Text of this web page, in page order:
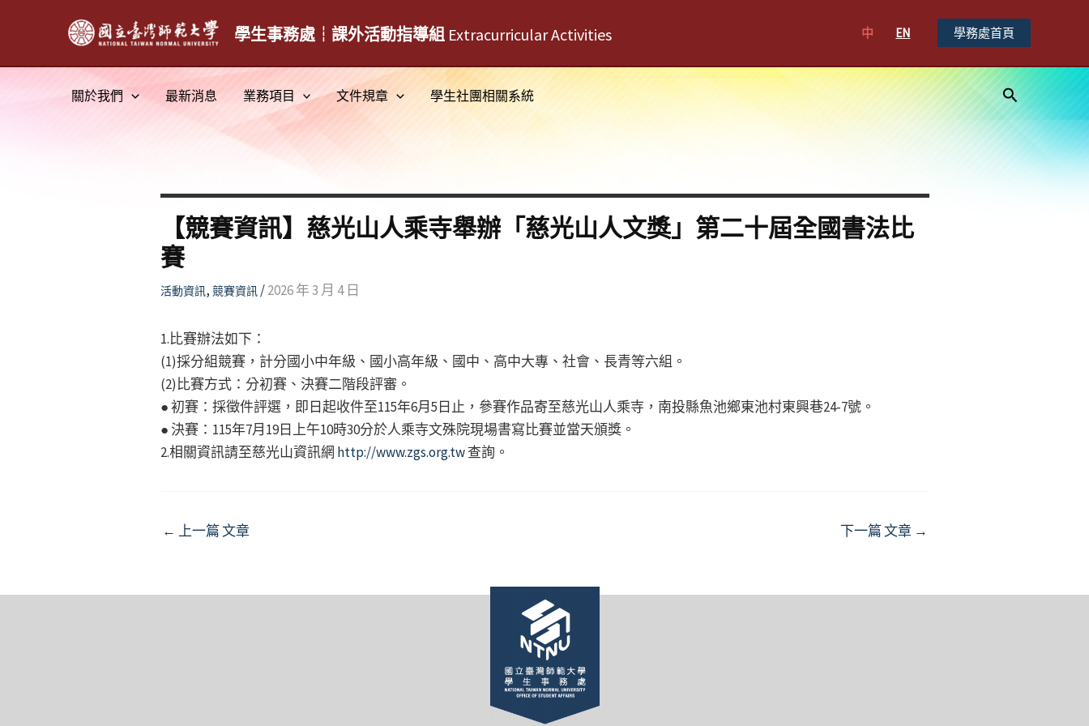
學生事務處┆課外活動指導組 Extracurricular Activities 中 EN 學務處首頁
關於我們 最新消息 業務項目 文件規章 學生社團相關系統
搜
尋
【競賽資訊】慈光山人乘寺舉辦「慈光山人文獎」第二十屆全國書法比
賽
活動資訊, 競賽資訊/2026 年 3 月 4 日
1.比賽辦法如下：
(1)採分組競賽，計分國小中年級、國小高年級、國中、高中大專、社會、長青等六組。
(2)比賽方式：分初賽、決賽二階段評審。
● 初賽：採徵件評選，即日起收件至115年6月5日止，參賽作品寄至慈光山人乘寺，南投縣魚池鄉東池村東興巷24-7號。
● 決賽：115年7月19日上午10時30分於人乘寺文殊院現場書寫比賽並當天頒獎。
2.相關資訊請至慈光山資訊網 http://www.zgs.org.tw查詢。
Post
← 上一篇 文章 下一篇 文章 →